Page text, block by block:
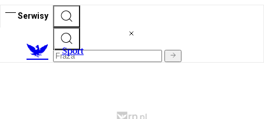
Serwisy
Sport